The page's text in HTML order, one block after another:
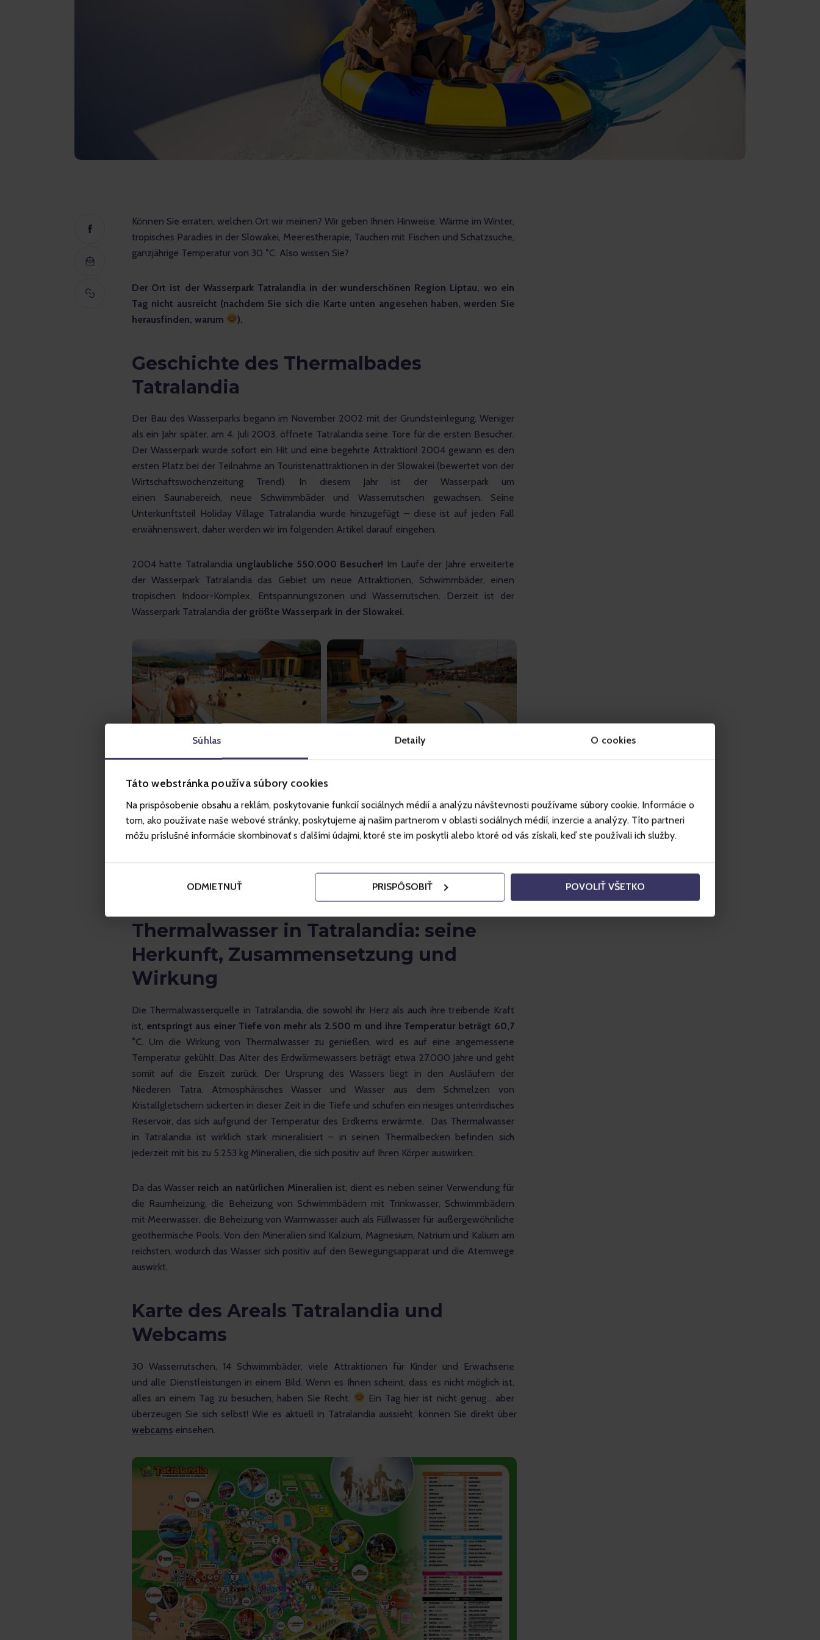
Súhlas Detaily O cookies
Táto webstránka používa súbory cookies
Na prispôsobenie obsahu a reklám, poskytovanie funkcií sociálnych médií a analýzu návštevnosti používame súbory cookie. Informácie o
tom, ako používate naše webové stránky, poskytujeme aj našim partnerom v oblasti sociálnych médií, inzercie a analýzy. Títo partneri
môžu príslušné informácie skombinovať s ďalšími údajmi, ktoré ste im poskytli alebo ktoré od vás získali, keď ste používali ich služby.
ODMIETNUŤ PRISPÔSOBIŤ POVOLIŤ VŠETKO
Können Sie erraten, welchen Ort wir meinen? Wir geben Ihnen Hinweise: Wärme im Winter,
tropisches Paradies in der Slowakei, Meerestherapie, Tauchen mit Fischen und Schatzsuche,
ganzjährige Temperatur von 30 °C. Also wissen Sie?
Der Ort ist der Wasserpark Tatralandia in der wunderschönen Region Liptau, wo ein
Tag nicht ausreicht (nachdem Sie sich die Karte unten angesehen haben, werden Sie
herausfinden, warum
).
Geschichte des Thermalbades
Tatralandia
Der Bau des Wasserparks begann im November 2002 mit der Grundsteinlegung. Weniger
als ein Jahr später, am 4. Juli 2003, öffnete Tatralandia seine Tore für die ersten Besucher.
Der Wasserpark wurde sofort ein Hit und eine begehrte Attraktion! 2004 gewann es den
ersten Platz bei der Teilnahme an Touristenattraktionen in der Slowakei (bewertet von der
Wirtschaftswochenzeitung Trend). In diesem Jahr ist der Wasserpark um
einen Saunabereich, neue Schwimmbäder und Wasserrutschen gewachsen. Seine
Unterkunftsteil Holiday Village Tatralandia wurde hinzugefügt – diese ist auf jeden Fall
erwähnenswert, daher werden wir im folgenden Artikel darauf eingehen.
2004 hatte Tatralandia unglaubliche 550.000 Besucher! Im Laufe der Jahre erweiterte
der Wasserpark Tatralandia das Gebiet um neue Attraktionen, Schwimmbäder, einen
tropischen Indoor-Komplex, Entspannungszonen und Wasserrutschen. Derzeit ist der
Wasserpark Tatralandia der größte Wasserpark in der Slowakei.
Thermalwasser in Tatralandia: seine
Herkunft, Zusammensetzung und
Wirkung
Die Thermalwasserquelle in Tatralandia, die sowohl ihr Herz als auch ihre treibende Kraft
ist, entspringt aus einer Tiefe von mehr als 2.500 m und ihre Temperatur beträgt 60,7
°C. Um die Wirkung von Thermalwasser zu genießen, wird es auf eine angemessene
Temperatur gekühlt. Das Alter des Erdwärmewassers beträgt etwa 27.000 Jahre und geht
somit auf die Eiszeit zurück. Der Ursprung des Wassers liegt in den Ausläufern der
Niederen Tatra. Atmosphärisches Wasser und Wasser aus dem Schmelzen von
Kristallgletschern sickerten in dieser Zeit in die Tiefe und schufen ein riesiges unterirdisches
Reservoir, das sich aufgrund der Temperatur des Erdkerns erwärmte.  Das Thermalwasser
in Tatralandia ist wirklich stark mineralisiert – in seinen Thermalbecken befinden sich
jederzeit mit bis zu 5.253 kg Mineralien, die sich positiv auf Ihren Körper auswirken.
Da das Wasser reich an natürlichen Mineralien ist, dient es neben seiner Verwendung für
die Raumheizung, die Beheizung von Schwimmbädern mit Trinkwasser, Schwimmbädern
mit Meerwasser, die Beheizung von Warmwasser auch als Füllwasser für außergewöhnliche
geothermische Pools. Von den Mineralien sind Kalzium, Magnesium, Natrium und Kalium am
reichsten, wodurch das Wasser sich positiv auf den Bewegungsapparat und die Atemwege
auswirkt.
Karte des Areals Tatralandia und
Webcams
30 Wasserrutschen, 14 Schwimmbäder, viele Attraktionen für Kinder und Erwachsene
und alle Dienstleistungen in einem Bild. Wenn es Ihnen scheint, dass es nicht möglich ist,
alles an einem Tag zu besuchen, haben Sie Recht.
Ein Tag hier ist nicht genug… aber
überzeugen Sie sich selbst! Wie es aktuell in Tatralandia aussieht, können Sie direkt über
webcams einsehen.